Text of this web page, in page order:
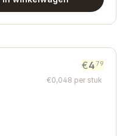
€4 79
€0,048 per stuk